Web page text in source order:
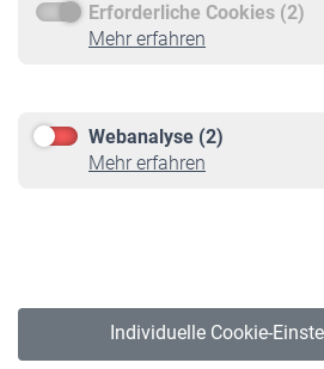
Erforderliche Cookies (2)
Mehr erfahren
Webanalyse (2)
Mehr erfahren
Individuelle Cookie-
Service
Informationen
Online-Rechner
VBLnewsletter
Erklärung zur Barrierefreiheit